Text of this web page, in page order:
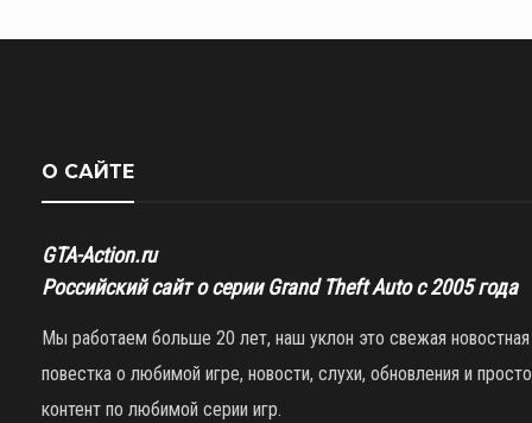
О САЙТЕ
GTA-Action.ru
Российский сайт о серии Grand Theft Auto с 2005 года
Мы работаем больше 20 лет, наш уклон это свежая новостная
повестка о любимой игре, новости, слухи, обновления и просто
контент по любимой серии игр.